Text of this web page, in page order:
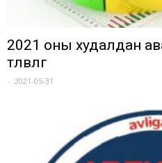
2021 оны худалдан
төлөвлөгөө
- 2021-05-31